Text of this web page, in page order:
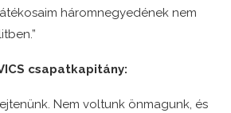
háromnegyedének nem
csapatkapitány:
Nem voltunk önmagunk, és